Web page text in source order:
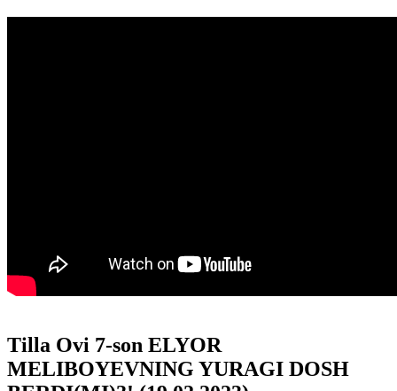
Tilla Ovi 7-son ELYOR
MELIBOYEVNING YURAGI DOSH